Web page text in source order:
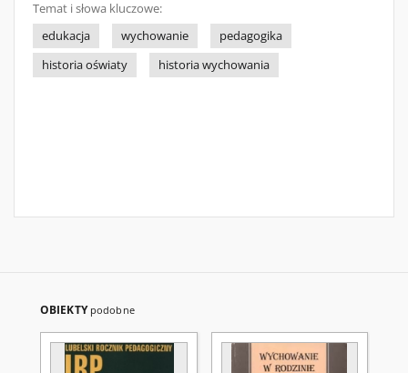
Temat i słowa kluczowe:
edukacja
wychowanie
pedagogika
historia oświaty
historia wychowania
OBIEKTY podobne